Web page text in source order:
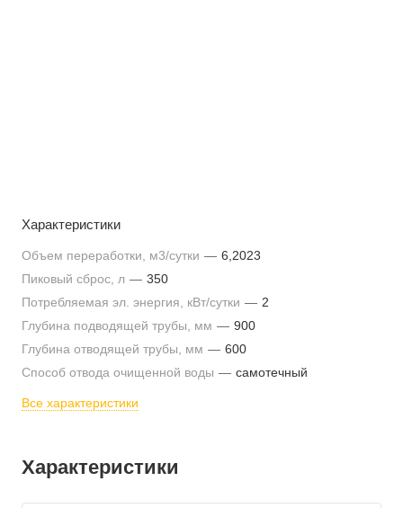
Характеристики
Объем переработки, м3/сутки — 6,2023
Пиковый сброс, л — 350
Потребляемая эл. энергия, кВт/сутки — 2
Глубина подводящей трубы, мм — 900
Глубина отводящей трубы, мм — 600
Способ отвода очищенной воды — самотечный
Все характеристики
Характеристики